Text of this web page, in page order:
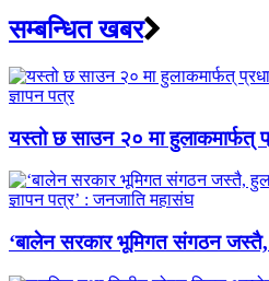
सम्बन्धित खबर
यस्तो छ साउन २० मा हुलाकमार्फत्
‘बालेन सरकार भूमिगत संगठन जस्तै,